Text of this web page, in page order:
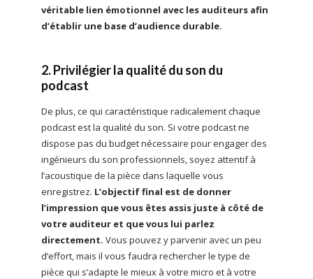
véritable lien émotionnel avec les auditeurs afin
d’établir une base d’audience durable.
2. Privilégier la qualité du son du
podcast
De plus, ce qui caractéristique radicalement chaque
podcast est la qualité du son. Si votre podcast ne
dispose pas du budget nécessaire pour engager des
ingénieurs du son professionnels, soyez attentif à
l’acoustique de la pièce dans laquelle vous
enregistrez. L’objectif final est de donner
l’impression que vous êtes assis juste à côté de
votre auditeur et que vous lui parlez
directement. Vous pouvez y parvenir avec un peu
d’effort, mais il vous faudra rechercher le type de
pièce qui s’adapte le mieux à votre micro et à votre